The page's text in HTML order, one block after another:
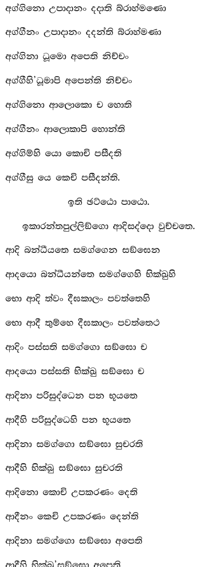
අග්ගිනො උපාදානං දදාති බ්රාහ්මණො
අග්ගීනං උපාදානං දදන්ති බ්රාහ්මණා
අග්ගිනා ධූමො අපෙති නිච්චං
අග්ගීහි’ධූමාපි අපෙන්ති නිච්චං
අග්ගිනො ආලොකො ච හොති
අග්ගීනං ආලොකාපි හොන්ති
අග්ගිම්හි යො කොචි පසීදති
අග්ගීසු යෙ කෙචි පසීදන්ති.
ඉති ඡට්ඨො පාඨො.
ඉකාරන්තපුල්ලිඞ්ගො ආදිසද්දො වුච්චතෙ.
ආදි බන්ධීයතෙ සමග්ගෙන සඞ්ඝෙන
ආදයො බන්ධීයන්තෙ සමග්ගෙහි භික්ඛුහි
භො ආදි ත්වං දීඝකාලං පවත්තෙහි
භො ආදී තුම්හෙ දීඝකාලං පවත්තෙථ
ආදිං පස්සති සමග්ගො සඞ්ඝො ච
ආදයො පස්සති භික්ඛු සඞ්ඝො ච
ආදිනා පරිසුද්ධෙන පන භූයතෙ
ආදීහි පරිසුද්ධෙහි පන භූයතෙ
ආදිනා සමග්ගො සඞ්ඝො සුචරති
ආදීහි භික්ඛු සඞ්ඝො සුචරති
ආදිනො කොචි උපකරණං දෙති
ආදීනං කෙචි උපකරණං දෙන්ති
ආදිනා සමග්ගො සඞ්ඝො අපෙති